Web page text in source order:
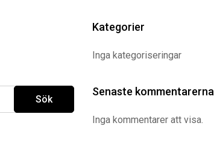
Sök
Kategorier
Inga kategoriseringar
Senaste kommentarerna
Inga kommentarer att visa.